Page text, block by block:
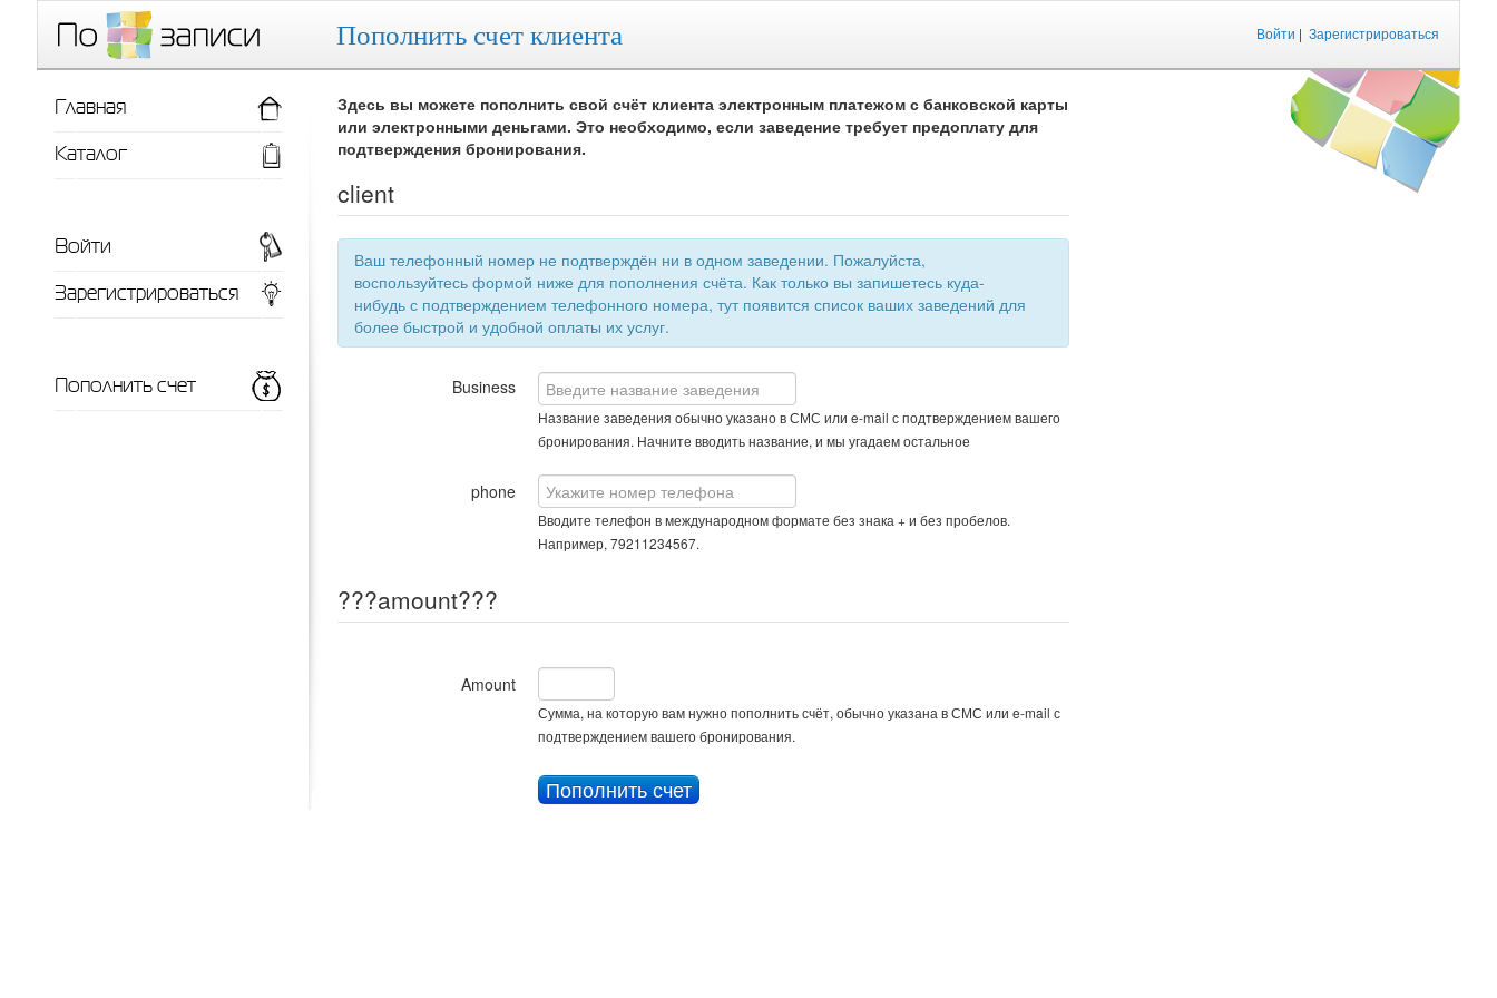
Войти | Зарегистрироваться
Пополнить счет клиента
Здесь вы можете пополнить свой счёт клиента электронным платежом с банковской карты
или электронными деньгами. Это необходимо, если заведение требует предоплату для
подтверждения бронирования.
client
Ваш телефонный номер не подтверждён ни в одном заведении. Пожалуйста,
воспользуйтесь формой ниже для пополнения счёта. Как только вы запишетесь куда-
нибудь с подтверждением телефонного номера, тут появится список ваших заведений для
более быстрой и удобной оплаты их услуг.
Business
Название заведения обычно указано в СМС или e-mail с подтверждением вашего
бронирования. Начните вводить название, и мы угадаем остальное
phone
Вводите телефон в международном формате без знака + и без пробелов.
Например, 79211234567.
???amount???
Amount
Сумма, на которую вам нужно пополнить счёт, обычно указана в СМС или e-mail с
подтверждением вашего бронирования.
Главная
Каталог
Войти
Зарегистрироваться
Пополнить счет